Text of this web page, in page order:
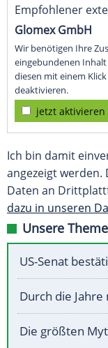
Empfohlener
Glomex GmbH
Wir benötigen Ihre
eingebundenen Inhalt
diesen mit einem
deaktivieren.
jetzt aktivieren
Ich bin damit
angezeigt
Daten an
dazu in unseren
Unsere
US-Senat
Durch die
Die größten